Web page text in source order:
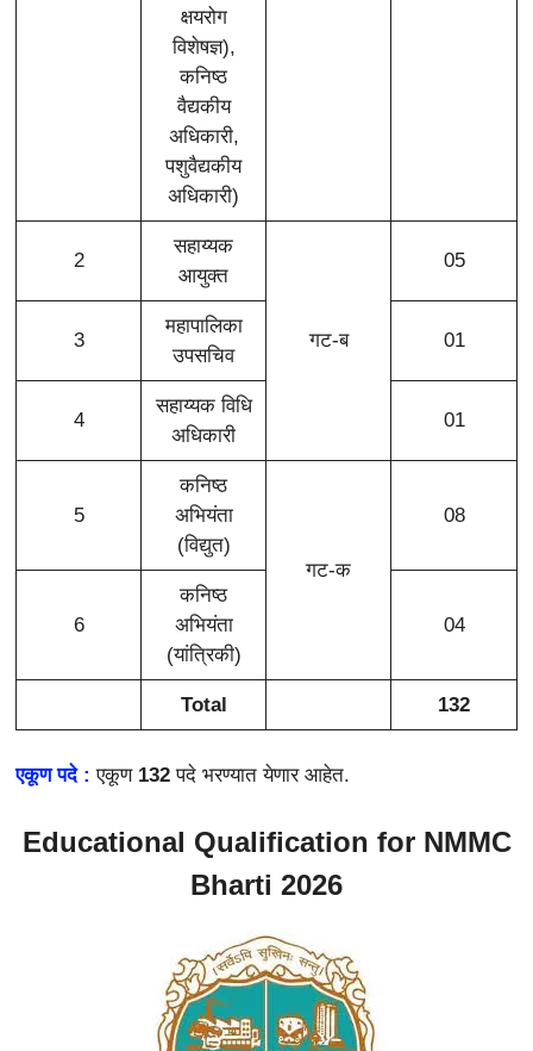
क्षयरोग
विशेषज्ञ),
कनिष्ठ
वैद्यकीय
अधिकारी,
पशुवैद्यकीय
अधिकारी)
2
सहाय्यक
आयुक्त
गट-ब
05
3
महापालिका
उपसचिव
01
4
सहाय्यक विधि
अधिकारी
01
5
कनिष्ठ
अभियंता
(विद्युत)
गट-क
08
6
कनिष्ठ
अभियंता
(यांत्रिकी)
04
Total 132
एकूण पदे :एकूण 132 पदे भरण्यात येणार आहेत.
Educational Qualification for NMMC
Bharti 2026